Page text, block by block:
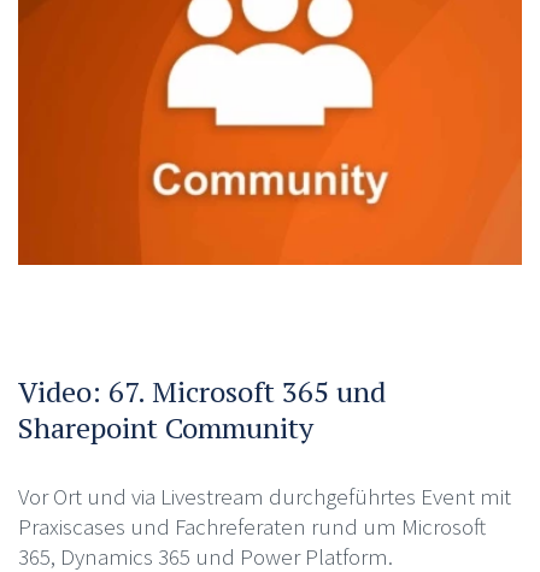
Video: 67. Microsoft 365 und
Sharepoint Community
Vor Ort und via Livestream durchgeführtes Event mit
Praxiscases und Fachreferaten rund um Microsoft
365, Dynamics 365 und Power Platform.